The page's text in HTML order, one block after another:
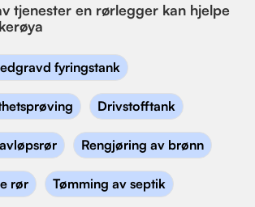
tjenester en rørlegger kan hjelpe
fyringstank
Drivstofftank
Rengjøring av brønn
rør Tømming av septik